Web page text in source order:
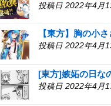
投稿日 2022年4月
【東方】胸の小
投稿日 2022年4月
[東方]嫉妬の日な
投稿日 2022年4月